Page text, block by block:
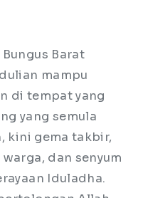
Barat
mampu
di tempat yang
yang semula
kini gema takbir,
dan senyum
Iduladha.